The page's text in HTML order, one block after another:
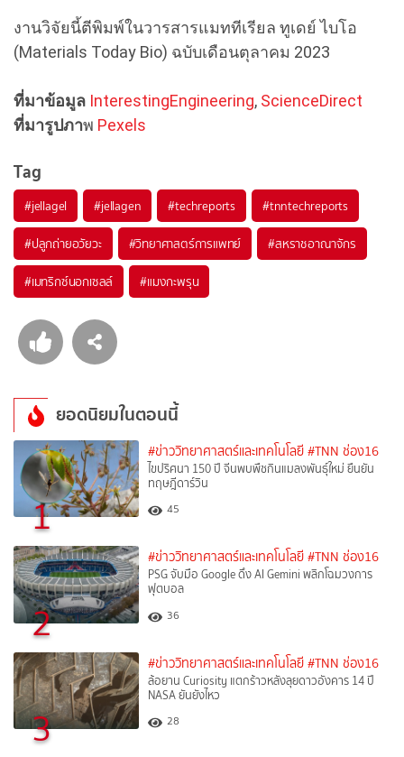
งานวิจัยนี้ตีพิมพ์ในวารสารแมททีเรียล ทูเดย์ ไบโอ
(Materials Today Bio) ฉบับเดือนตุลาคม 2023
ที่มาข้อมูล InterestingEngineering, ScienceDirect
ที่มารูปภาพ Pexels
Tag
#jellagel #jellagen #techreports #tnntechreports
#ปลูกถ่ายอวัยวะ #วิทยาศาสตร์การแพทย์ #สหราชอาณาจักร
#เมทริกซ์นอกเซลล์ #แมงกะพรุน
ยอดนิยมในตอนนี้
1
#ข่าววิทยาศาสตร์และเทคโนโลยี #TNN ช่อง16
ไขปริศนา 150 ปี จีนพบพืชกินแมลงพันธุ์ใหม่ ยืนยัน
ทฤษฎีดาร์วิน
45
2
#ข่าววิทยาศาสตร์และเทคโนโลยี #TNN ช่อง16
PSG จับมือ Google ดึง AI Gemini พลิกโฉมวงการ
ฟุตบอล
36
3
#ข่าววิทยาศาสตร์และเทคโนโลยี #TNN ช่อง16
ล้อยาน Curiosity แตกร้าวหลังลุยดาวอังคาร 14 ปี
NASA ยันยังไหว
28